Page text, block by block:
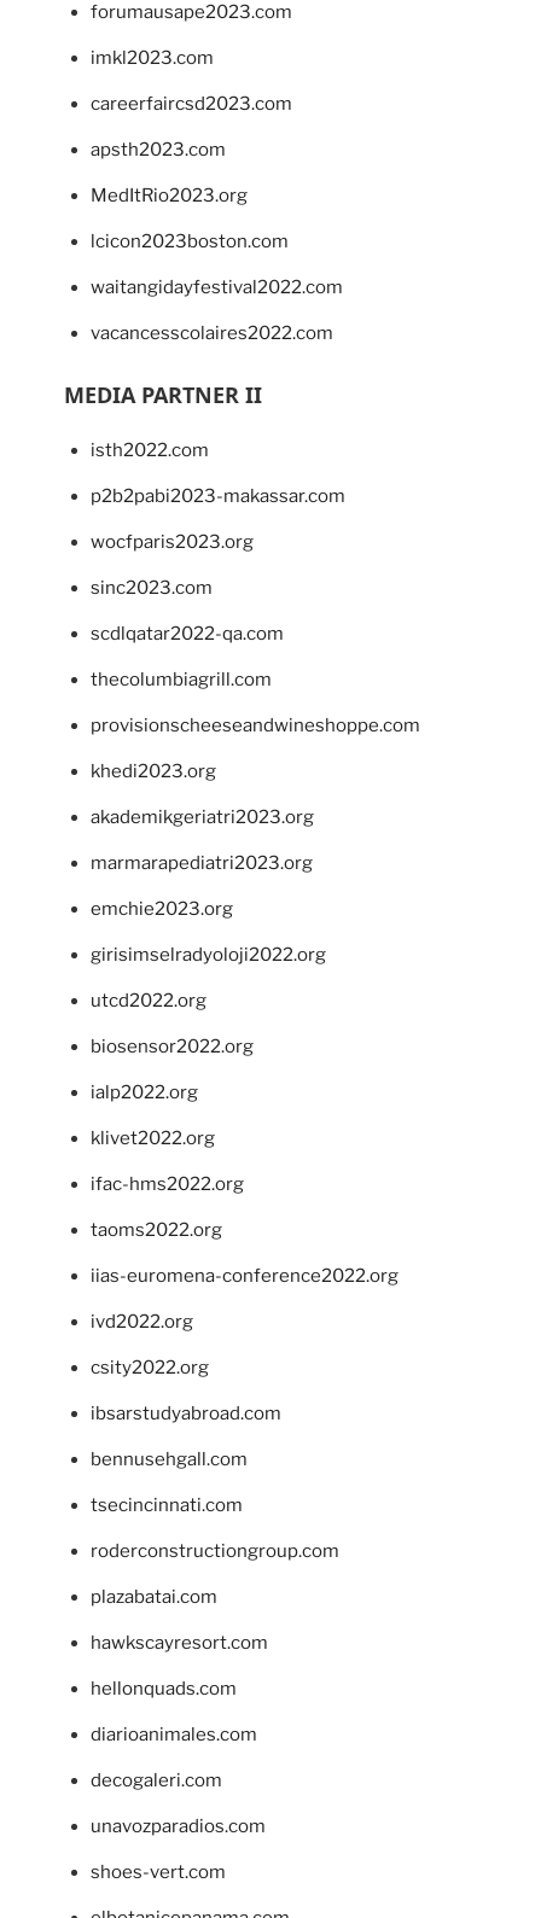
forumausape2023.com
imkl2023.com
careerfaircsd2023.com
apsth2023.com
MedItRio2023.org
lcicon2023boston.com
waitangidayfestival2022.com
vacancesscolaires2022.com
MEDIA PARTNER II
isth2022.com
p2b2pabi2023-makassar.com
wocfparis2023.org
sinc2023.com
scdlqatar2022-qa.com
thecolumbiagrill.com
provisionscheeseandwineshoppe.com
khedi2023.org
akademikgeriatri2023.org
marmarapediatri2023.org
emchie2023.org
girisimselradyoloji2022.org
utcd2022.org
biosensor2022.org
ialp2022.org
klivet2022.org
ifac-hms2022.org
taoms2022.org
iias-euromena-conference2022.org
ivd2022.org
csity2022.org
ibsarstudyabroad.com
bennusehgall.com
tsecincinnati.com
roderconstructiongroup.com
plazabatai.com
hawkscayresort.com
hellonquads.com
diarioanimales.com
decogaleri.com
unavozparadios.com
shoes-vert.com